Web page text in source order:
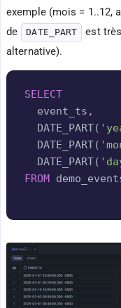
exemple (mois = 1..12,
de
DATE_PART est
alternative).
SELECT
  event_ts
,
  DATE_PART
(
  DATE_PART
(
  DATE_PART
(
FROM